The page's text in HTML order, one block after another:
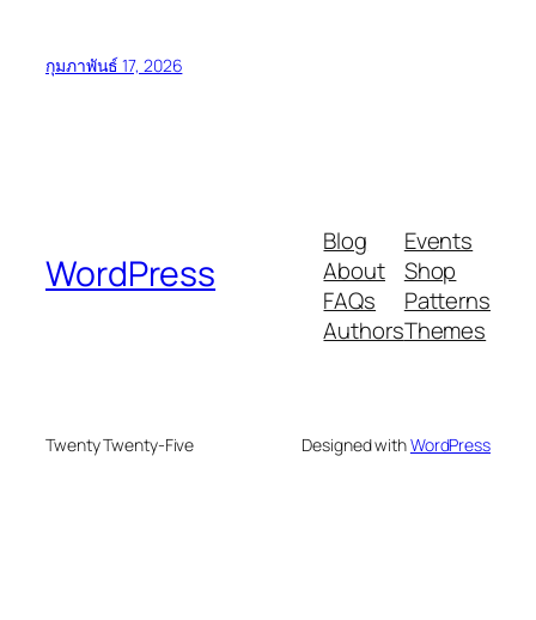
กุมภาพันธ์ 17, 2026
WordPress
Blog
About
FAQs
Authors
Events
Shop
Patterns
Themes
Twenty Twenty-Five Designed withWordPress